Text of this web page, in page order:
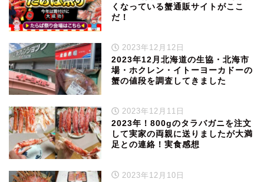
くなっている蟹通販サイトがここ
だ！
2023年12月12日
2023年12月北海道の生協・北海市
場・ホクレン・イトーヨーカドーの
蟹の値段を調査してきました
2023年12月11日
2023年！800gのタラバガニを注文
して実家の両親に送りましたが大満
足との連絡！実食感想
2023年12月10日